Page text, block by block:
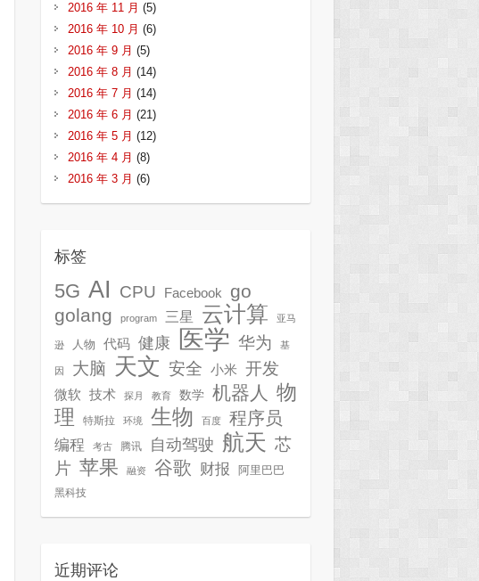
2016 年 11 月 (5)
2016 年 10 月 (6)
2016 年 9 月 (5)
2016 年 8 月 (14)
2016 年 7 月 (14)
2016 年 6 月 (21)
2016 年 5 月 (12)
2016 年 4 月 (8)
2016 年 3 月 (6)
标签
5G AI CPU Facebook
go
golang
program 三星 云计算 亚马
逊 人物 代码 健康 医学 华为 基
因 大脑 天文 安全 小米 开发
微软 技术 探月 教育 数学 机器人 物
理
特斯拉 环境 生物 百度 程序员
编程 考古 腾讯 自动驾驶 航天 芯
片 苹果 融资 谷歌 财报 阿里巴巴
黑科技
近期评论